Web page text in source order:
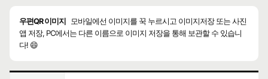
우편QR 이미지
모바일에선 이미지를 꾹 누르시고 이미지저장 또는 사진
앱 저장, PC에서는 다른 이름으로 이미지 저장을 통해 보관할 수 있습니
다! 😄